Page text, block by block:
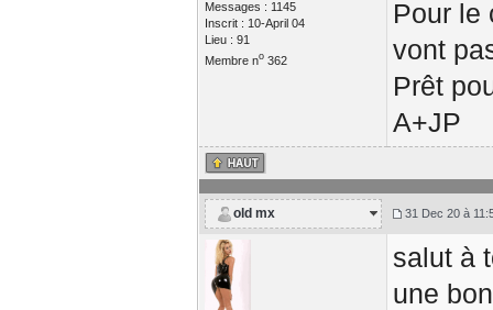
Messages : 1145
Inscrit : 10-April 04
Lieu : 91
Membre no362
Pour le
vont
Prêt
A+JP
old mx 31 Dec 20 à
salut à
une